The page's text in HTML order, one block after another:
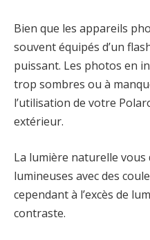
Bien que les appareils
souvent équipés d’un
puissant. Les photos en
trop sombres ou à
l’utilisation de votre
extérieur.
La lumière naturelle
lumineuses avec des
cependant à l’excès de
contraste.